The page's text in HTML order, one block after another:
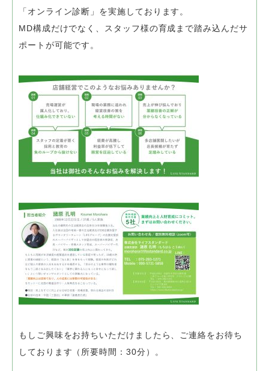
「オンライン診断」を実施しております。
MD構成だけでなく、スタッフ様の育成まで踏み込んだサ
ポートが可能です。
もしご興味をお持ちいただけましたら、ご連絡をお待ち
しております（所要時間：30分）。